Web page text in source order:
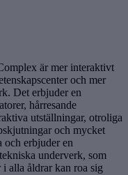
är mer interaktivt
och mer
Det erbjuder en
hårresande
utställningar, otroliga
och mycket
och erbjuder en
underverk, som
i alla åldrar kan roa sig